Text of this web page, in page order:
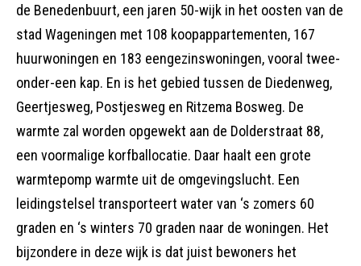
de Benedenbuurt, een jaren 50-wijk in het oosten van de
stad Wageningen met 108 koopappartementen, 167
huurwoningen en 183 eengezinswoningen, vooral twee-
onder-een kap. En is het gebied tussen de Diedenweg,
Geertjesweg, Postjesweg en Ritzema Bosweg. De
warmte zal worden opgewekt aan de Dolderstraat 88,
een voormalige korfballocatie. Daar haalt een grote
warmtepomp warmte uit de omgevingslucht. Een
leidingstelsel transporteert water van ‘s zomers 60
graden en ‘s winters 70 graden naar de woningen. Het
bijzondere in deze wijk is dat juist bewoners het